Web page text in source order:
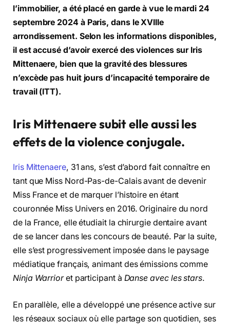
l’immobilier, a été placé en garde à vue le mardi 24
septembre 2024 à Paris, dans le XVIIIe
arrondissement. Selon les informations disponibles,
il est accusé d’avoir exercé des violences sur Iris
Mittenaere, bien que la gravité des blessures
n’excède pas huit jours d’incapacité temporaire de
travail (ITT).
Iris Mittenaere subit elle aussi les
effets de la violence conjugale.
Iris Mittenaere, 31 ans, s’est d’abord fait connaître en
tant que Miss Nord-Pas-de-Calais avant de devenir
Miss France et de marquer l’histoire en étant
couronnée Miss Univers en 2016. Originaire du nord
de la France, elle étudiait la chirurgie dentaire avant
de se lancer dans les concours de beauté. Par la suite,
elle s’est progressivement imposée dans le paysage
médiatique français, animant des émissions comme
Ninja Warrioret participant à Danse avec les stars.
En parallèle, elle a développé une présence active sur
les réseaux sociaux où elle partage son quotidien, ses